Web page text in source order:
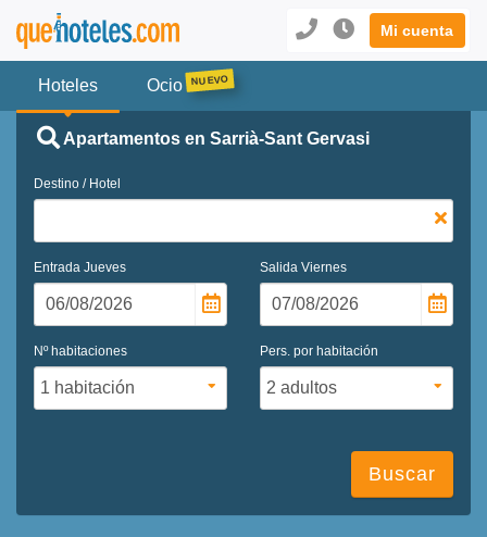
Mi cuenta
Hoteles Ocio
Apartamentos en Sarrià-Sant Gervasi
Destino / Hotel
Entrada Jueves Salida Viernes
Nº habitaciones Pers. por habitación
Buscar